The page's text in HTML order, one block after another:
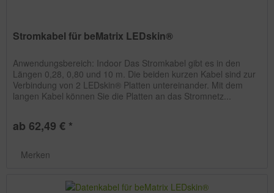
Stromkabel für beMatrix LEDskin®
Anwendungsbereich: Indoor Das Stromkabel gibt es in den
Längen 0,28, 0,80 und 10 m. Die beiden kurzen Kabel sind zur
Verbindung von 2 LEDskin® Platten untereinander. Mit dem
langen Kabel können Sie die Platten an das Stromnetz...
ab 62,49 € *
Merken